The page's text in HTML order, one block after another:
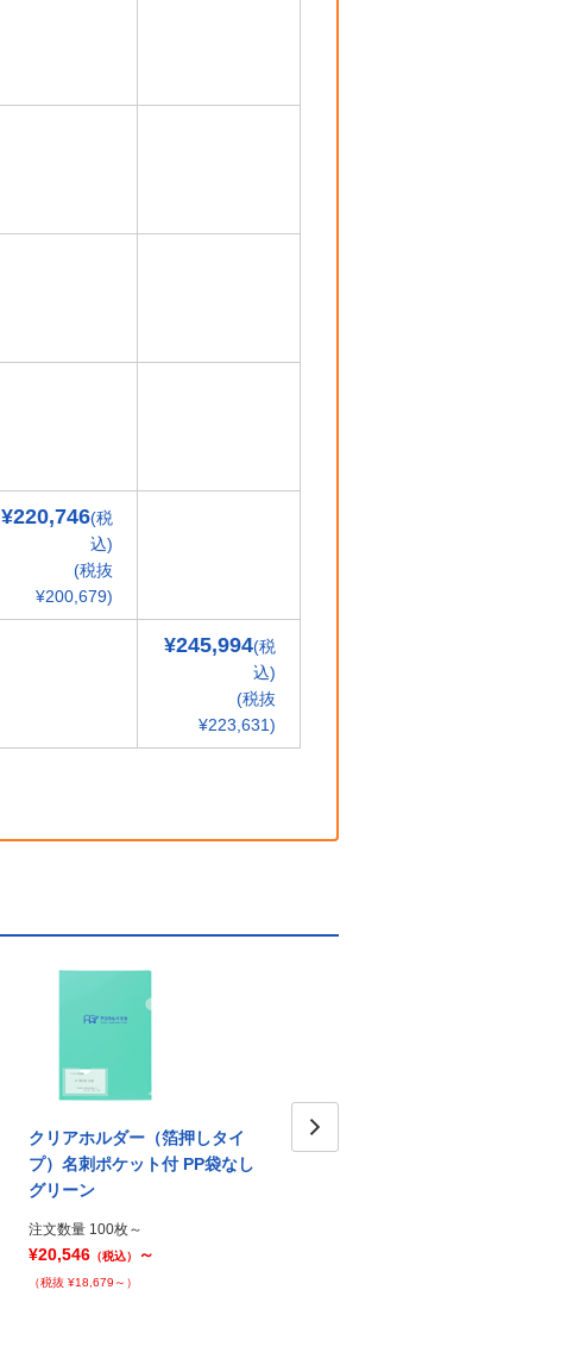
¥220,746(税
込)
(税抜
¥200,679)
¥245,994(税
込)
(税抜
¥223,631)
クリアホルダー（箔押しタイ
プ）名刺ポケット付 PP袋なし
グリーン
注文数量 100枚～
¥20,546 （税込） ～
（税抜 ¥18,679～）
クリアホルダー（箔押しタイ